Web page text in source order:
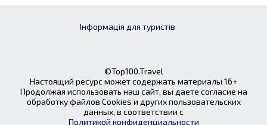
Інформація для туристів
©Top100.Travel
Настоящий ресурс может содержать материалы 16+
Продолжая использовать наш сайт, вы даете согласие на
обработку файлов Cookies и других пользовательских
данных, в соответствии с
Политикой конфиденциальности